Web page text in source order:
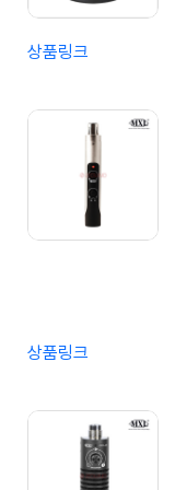
상품링크
상품링크